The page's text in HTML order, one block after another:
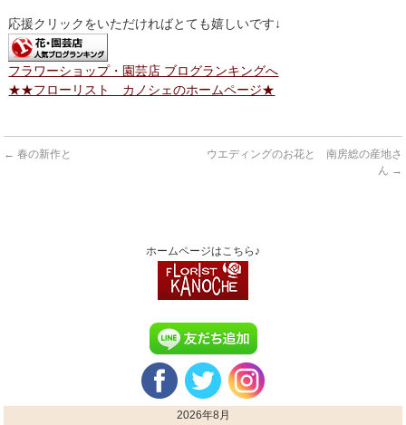
応援クリックをいただければとても嬉しいです↓
フラワーショップ・園芸店 ブログランキングへ
★★フローリスト カノシェのホームページ★
← 春の新作と
ウエディングのお花と 南房総の産地さ
ん →
ホームページはこちら♪
2026年8月